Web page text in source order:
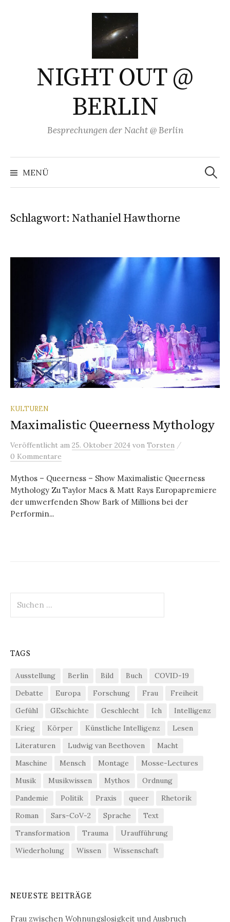
NIGHT OUT @
BERLIN
Besprechungen der Nacht @ Berlin
MENÜ
Suchen
nach:
Schlagwort: Nathaniel Hawthorne
KULTUREN
Maximalistic Queerness Mythology
Veröffentlicht am 25. Oktober 2024 von Torsten /
0 Kommentare
Mythos – Queerness – Show Maximalistic Queerness
Mythology Zu Taylor Macs & Matt Rays Europapremiere
der umwerfenden Show Bark of Millions bei der
Performin...
nach:
TAGS
Ausstellung Berlin Bild Buch
COVID-19
Debatte
Europa Forschung Frau
Freiheit
Gefühl
GEschichte Geschlecht Ich
Intelligenz
Krieg
Körper Künstliche Intelligenz
Lesen
Literaturen
Ludwig van Beethoven
Macht
Maschine
Mensch Montage
Mosse-Lectures
Musik
Musikwissen Mythos
Ordnung
Pandemie
Politik Praxis queer
Rhetorik
Roman
Sars-CoV-2 Sprache
Text
Transformation
Trauma
Uraufführung
Wiederholung
Wissen Wissenschaft
NEUESTE BEITRÄGE
Frau zwischen Wohnungslosigkeit und Ausbruch